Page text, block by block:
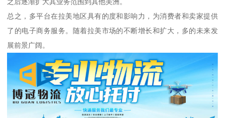
总之，多平台在拉美地区具有的度和影响力，为消费者和卖家提供
了的电子商务服务。随着拉美市场的不断增长和扩大，多的未来发
展前景广阔。